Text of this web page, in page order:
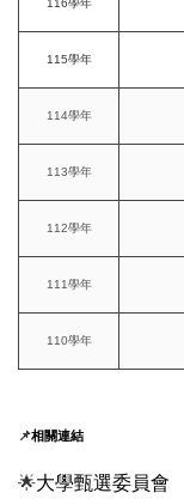
116學年
115學年
114學年
113學年
112學年
111學年
110學年
📌相關連結
🌟大學甄選委員會